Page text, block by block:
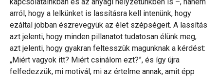
arról, hogy a lelkünket is lassításra kell intenünk, hogy
ezáltal jobban észrevegyük az élet szépségeit. A lassítás
azt jelenti, hogy minden pillanatot tudatosan élünk meg,
azt jelenti, hogy gyakran feltesszük magunknak a kérdést:
„Miért vagyok itt? Miért csinálom ezt?”, és így újra
felfedezzük, mi motivál, mi az értelme annak, amit épp